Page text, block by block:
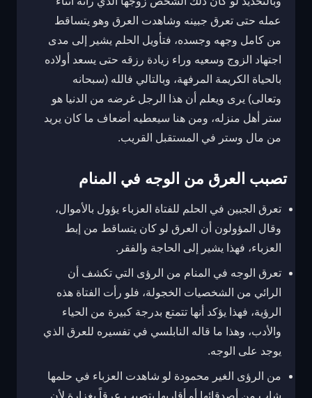
عمله حتى تعرق جبينه وشاهدت العرق وهو يتساقط
من كامل وجهه وجسده، فتأويل الحلم يشير إلى مدى
اجتهاد الزوج وسعيه وراء زيادة رزقه حتى يسعد أولاده
بالحياة الكريمة المرفهة، وبالتالي فالله (سبحانه
وتعالى) يرى ويعلم أن هذا الرجل غرضه من الدنيا هو
ستر أهل منزله، ومن هنا سيعطيه أضعاف ما كان يريد
من مال وستر في المستقبل القريب.
تصبب العرق من الوجه في المنام
تعرق الجبين في الحلم للفتاة العزباء يؤول بالأموال،
وقال المؤولون أن العرق لو كان يتساقط من إبط
العزباء، فهذا يشير إلى الحاجة والفقر.
تعرق الوجه في المنام من الرؤى التي تكشف أن
الرائي من الشخصيات الخجولة، فلو رأت الفتاة هذه
الرؤية، فهذا يؤكد أنها تتمتع بدرجة كبيرة من الحياء
والأدب، وهذا ما قاله النابلسي في تفسيره للعرق الذي
يوجد على الوجه.
من الرؤى الغير محمودة لو شاهدت العزباء في حلمها